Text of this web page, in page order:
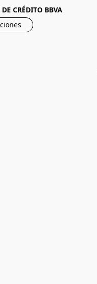
CRÉDITO BBVA